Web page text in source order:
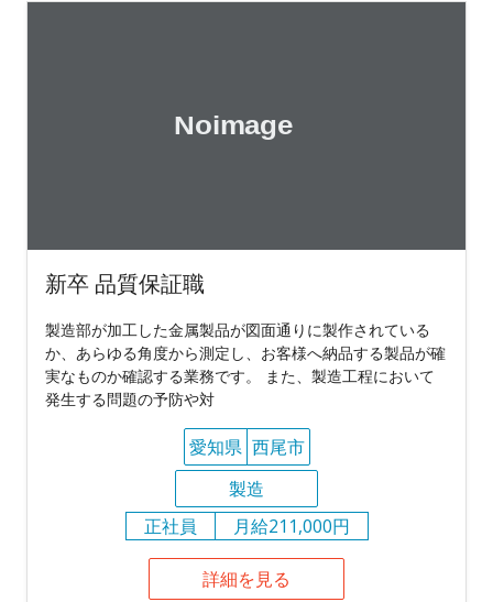
新卒 品質保証職
製造部が加工した金属製品が図面通りに製作されている
か、あらゆる角度から測定し、お客様へ納品する製品が確
実なものか確認する業務です。 また、製造工程において
発生する問題の予防や対
愛知県 西尾市
製造
正社員
月給211,000円
詳細を見る